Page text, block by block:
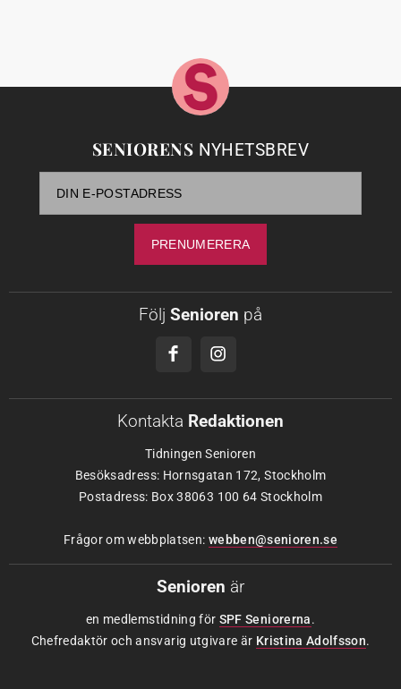
SENIORENS NYHETSBREV
Följ Senioren på
Kontakta Redaktionen
Tidningen Senioren
Besöksadress: Hornsgatan 172, Stockholm
Postadress: Box 38063 100 64 Stockholm
Frågor om webbplatsen: webben@senioren.se
Senioren är
en medlemstidning för SPF Seniorerna.
Chefredaktör och ansvarig utgivare är Kristina Adolfsson.